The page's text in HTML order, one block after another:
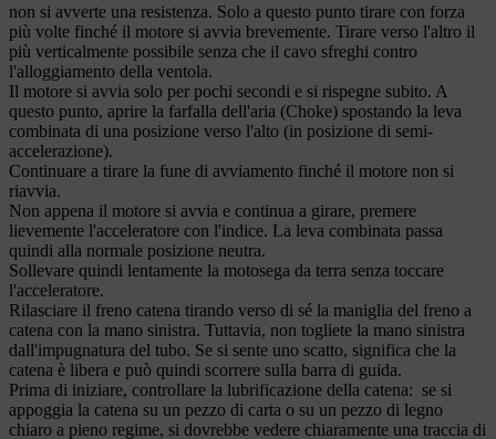
non si avverte una resistenza. Solo a questo punto tirare con forza
più volte finché il motore si avvia brevemente. Tirare verso l'altro il
più verticalmente possibile senza che il cavo sfreghi contro
l'alloggiamento della ventola.
Il motore si avvia solo per pochi secondi e si rispegne subito. A
questo punto, aprire la farfalla dell'aria (Choke) spostando la leva
combinata di una posizione verso l'alto (in posizione di semi-
accelerazione).
Continuare a tirare la fune di avviamento finché il motore non si
riavvia.
Non appena il motore si avvia e continua a girare, premere
lievemente l'acceleratore con l'indice. La leva combinata passa
quindi alla normale posizione neutra.
Sollevare quindi lentamente la motosega da terra senza toccare
l'acceleratore.
Rilasciare il freno catena tirando verso di sé la maniglia del freno a
catena con la mano sinistra. Tuttavia, non togliete la mano sinistra
dall'impugnatura del tubo. Se si sente uno scatto, significa che la
catena è libera e può quindi scorrere sulla barra di guida.
Prima di iniziare, controllare la lubrificazione della catena: se si
appoggia la catena su un pezzo di carta o su un pezzo di legno
chiaro a pieno regime, si dovrebbe vedere chiaramente una traccia di